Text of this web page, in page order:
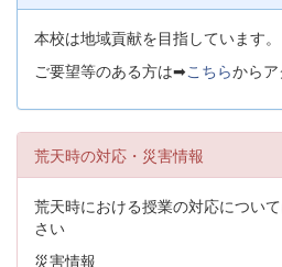
本校は地域貢献を目指しています。
ご要望等のある方は➡こちらからア
荒天時の対応・災害情報
荒天時における授業の対応につい
さい
災害情報